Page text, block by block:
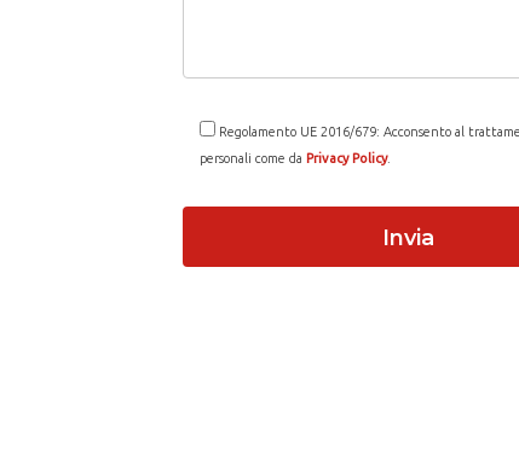
Regolamento UE 2016/679: Acconsento al
personali come da Privacy Policy.